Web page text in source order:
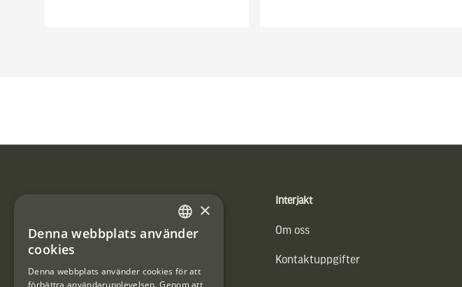
Vännäs Friluftbyxa
Interjakt
Om oss
Kontaktuppgifter
SWEDISH
×
Denna webbplats använder
cookies
Denna webbplats använder cookies för att
förbättra användarupplevelsen. Genom att